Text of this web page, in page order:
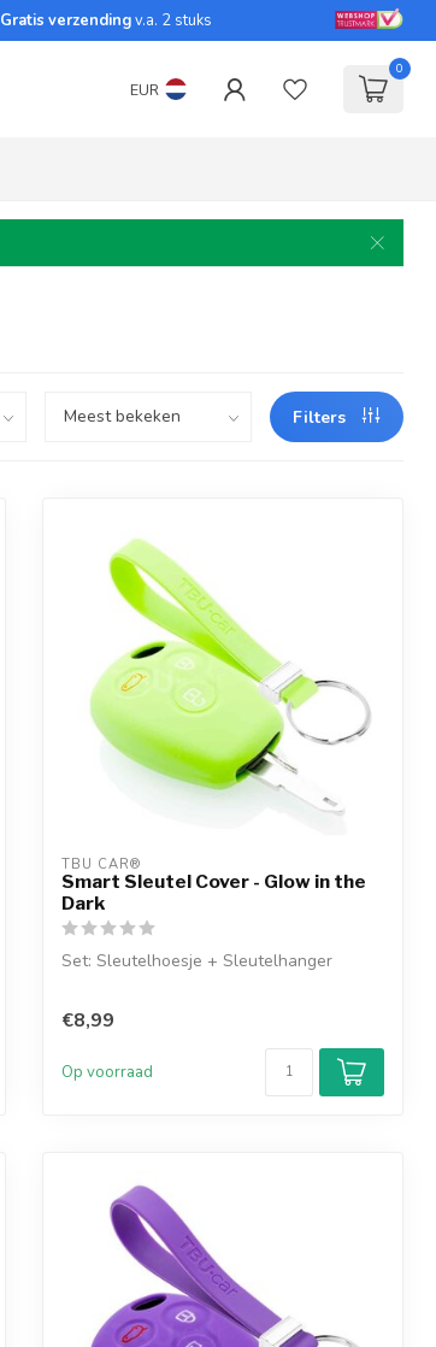
Gratis verzendingv.a. 2 stuks
EUR
0
Filters
TBU CAR®
Smart Sleutel Cover - Glow in the
Dark
Set: Sleutelhoesje + Sleutelhanger
€8,99
Op voorraad